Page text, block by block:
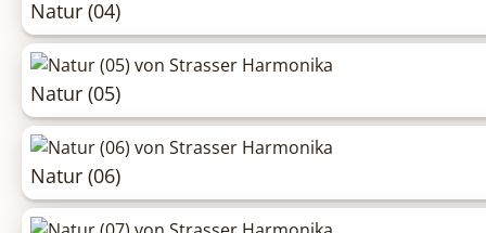
Natur (04)
Natur (05)
Natur (06)